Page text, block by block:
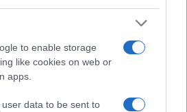
to enable storage
like cookies on web or
apps.
data to be sent to